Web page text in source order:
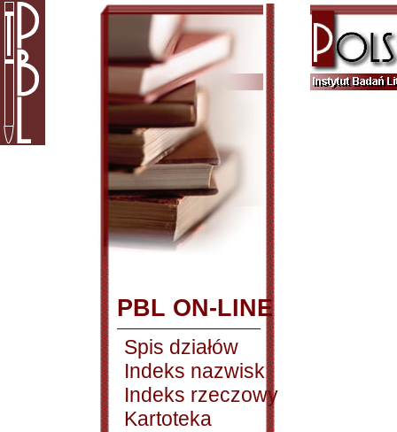
PBL ON-LINE
Spis działów
Indeks nazwisk
Indeks rzeczowy
Kartoteka